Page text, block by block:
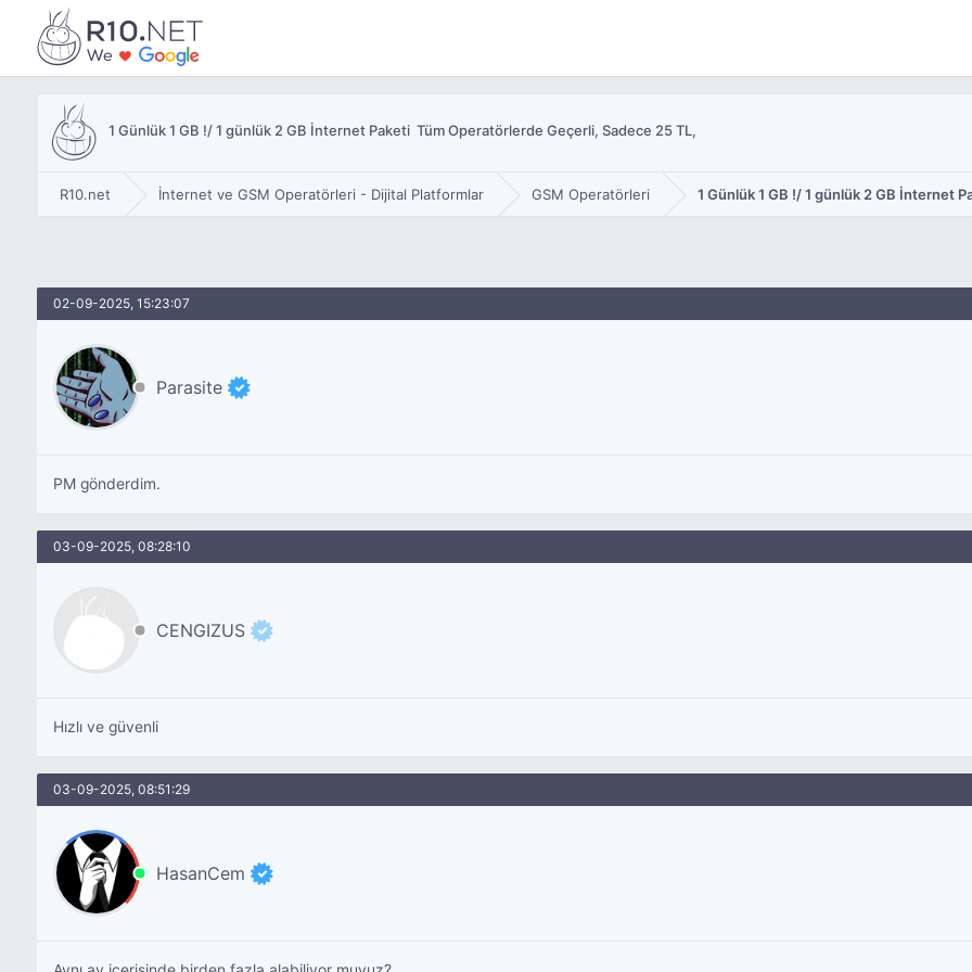
1 Günlük 1 GB !/ 1 günlük 2 GB İnternet Paketi  Tüm Operatörlerde Geçerli, Sadece 25 TL,
R10.net İnternet ve GSM Operatörleri - Dijital Platformlar GSM Operatörleri 1 Günlük 1 GB !/ 1 günlük 2 GB İnternet
02-09-2025, 15:23:07
Parasite
PM gönderdim.
03-09-2025, 08:28:10
CENGIZUS
Hızlı ve güvenli
03-09-2025, 08:51:29
HasanCem